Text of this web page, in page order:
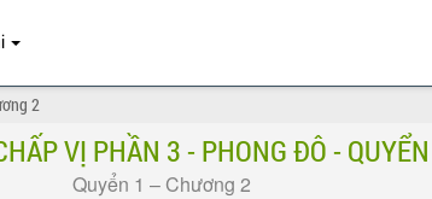
2
VỊ PHẦN 3 - PHONG ĐÔ -
Quyển 1 – Chương 2